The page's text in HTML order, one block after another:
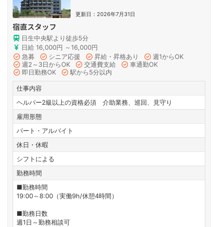
更新日：2026年7月31日
宿直スタッフ
日生中央駅より徒歩5分
日給 16,000円 ～16,000円
急募
シニア応援 昇給・昇格あり
週1からOK
週2～3日からOK
交通費支給
車通勤OK
即日勤務OK
駅から5分以内
仕事内容
ヘルパー2級以上の資格必須 介助業務、巡回、見守り
雇用形態
パート・アルバイト
休日・休暇
シフトによる
勤務時間
■勤務時間
19:00～8:00（実働9h/休憩4時間）
■勤務日数
週1日～勤務相談可